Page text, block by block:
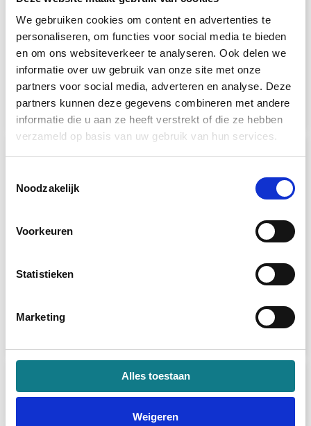
We gebruiken cookies om content en advertenties te
personaliseren, om functies voor social media te bieden
en om ons websiteverkeer te analyseren. Ook delen we
informatie over uw gebruik van onze site met onze
partners voor social media, adverteren en analyse. Deze
partners kunnen deze gegevens combineren met andere
informatie die u aan ze heeft verstrekt of die ze hebben
verzameld op basis van uw gebruik van hun services.
Noodzakelijk
Voorkeuren
Statistieken
Marketing
Alles toestaan
Weigeren
TV-spiegel - CALIBRIA ECO
vanaf494,16 €
excl.verzendkosten
Spiegel met TV - NEW
YORK DS
vanaf824,62 €
excl.verzendkosten
plafonds - NAMUS DS
748,36 €